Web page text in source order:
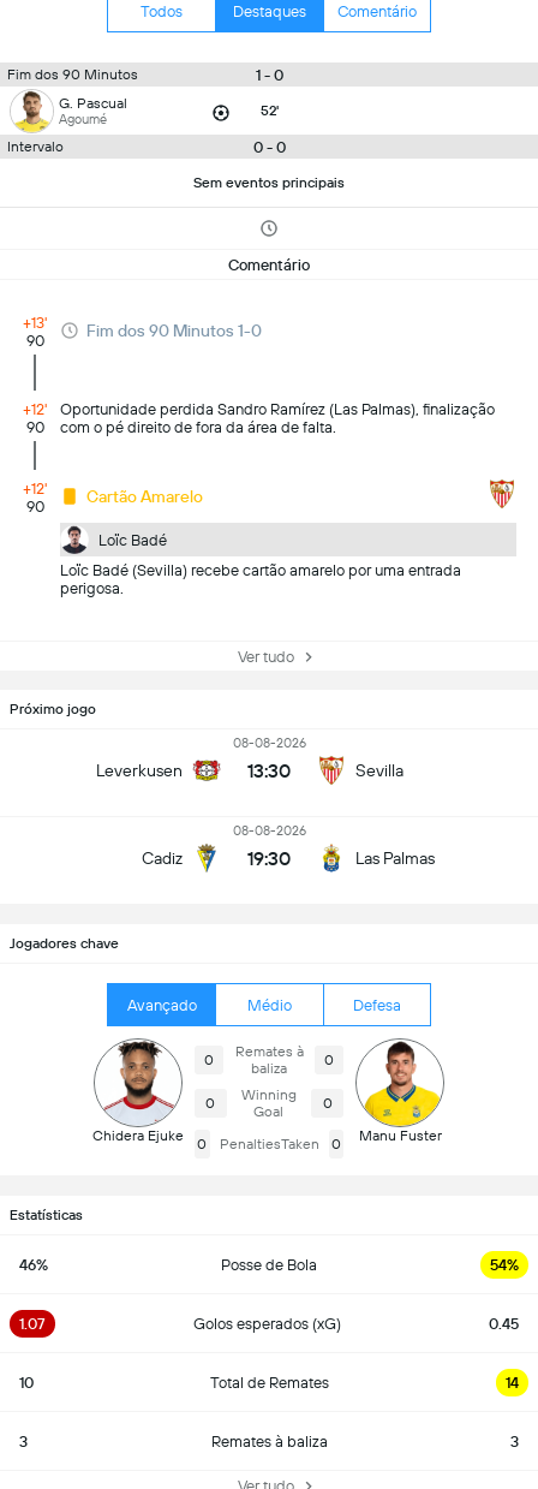
Todos Destaques Comentário
Fim dos 90 Minutos 1 - 0
G. Pascual
Agoumé 52'
Intervalo 0 - 0
Sem eventos principais
Comentário
+13'
90
Fim dos 90 Minutos 1-0
+12'
90
Oportunidade perdida Sandro Ramírez (Las Palmas), finalização
com o pé direito de fora da área de falta.
+12'
90
Cartão Amarelo
Loïc Badé
Loïc Badé (Sevilla) recebe cartão amarelo por uma entrada
perigosa.
Ver tudo
Próximo jogo
Leverkusen
08-08-2026
13:30 Sevilla
Cadiz
08-08-2026
19:30 Las Palmas
Jogadores chave
Avançado Médio Defesa
Chidera Ejuke
0
Remates à
baliza
0
0
Winning
Goal
0
0 PenaltiesTaken 0 Manu Fuster
Estatísticas
46% Posse de Bola 54%
1.07 Golos esperados (xG) 0.45
10 Total de Remates 14
3 Remates à baliza 3
Ver tudo